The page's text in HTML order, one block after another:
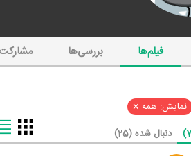
فیلم‌ها بررسی‌ها
نمایش: همه ×
دنبال شده (25)